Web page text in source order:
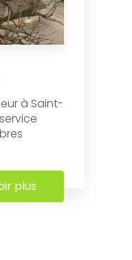
à Saint-
plus